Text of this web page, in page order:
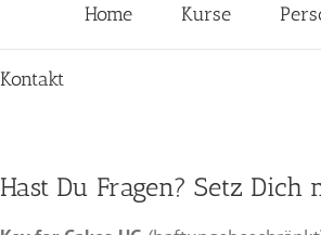
Home Kurse
Kontakt
Hast Du Fragen? Setz